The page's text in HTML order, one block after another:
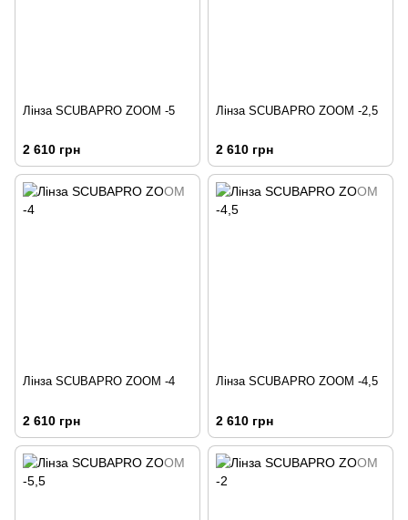
Лінза SCUBAPRO ZOOM -5
2 610 грн
Лінза SCUBAPRO ZOOM -2,5
2 610 грн
Лінза SCUBAPRO ZOOM -4
2 610 грн
Лінза SCUBAPRO ZOOM -4,5
2 610 грн